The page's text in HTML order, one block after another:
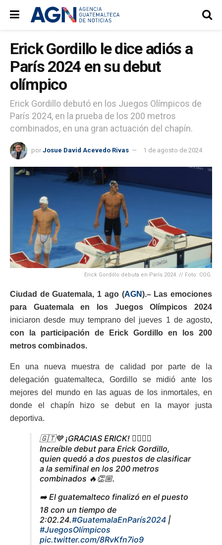
Erick Gordillo le dice adiós a
París 2024 en su debut
olímpico
Erick Gordillo debutó en los Juegos Olímpicos de
París 2024, en la prueba de los 200 metros
combinados, en una gran actuación del chapín.
por Josue David Acevedo Rivas 1 de agosto de 2024
Erick Gordillo debuta en París 2024. // Foto: COG.
Ciudad de Guatemala, 1 ago (AGN).– Las emociones
para Guatemala en los Juegos Olímpicos 2024
iniciaron desde muy temprano del jueves 1 de agosto,
con la participación de Erick Gordillo en los 200
metros combinados.
En una nueva muestra de calidad por parte de la
delegación guatemalteca, Gordillo se midió ante los
mejores del mundo en las aguas de los inmortales, en
donde el chapín hizo se debut en la mayor justa
deportiva.
🇬🇹💙 ¡GRACIAS ERICK! 🏊🏼‍♂️💪
Increíble debut para Erick Gordillo,
quien quedó a dos puestos de clasificar
a la semifinal en los 200 metros
combinados 🔥👏🏼.
➡️ El guatemalteco finalizó en el puesto
18 con un tiempo de
2:02.24.#GuatemalaEnParís2024 |
#JuegosOlímpicos
pic.twitter.com/8RvKfn7io9